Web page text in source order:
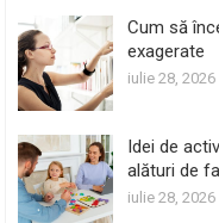
Cum să
exagerate
iulie 28, 2026
Idei de
alături de
iulie 28, 2026